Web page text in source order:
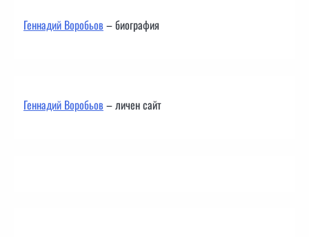
Геннадий Воробьов– биография
Геннадий Воробьов– личен сайт